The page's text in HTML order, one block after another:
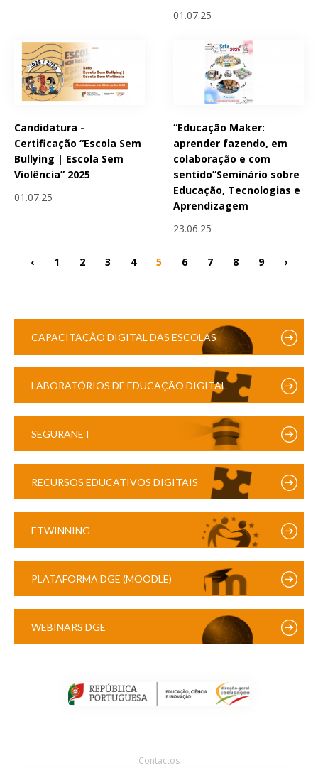
01.07.25
Candidatura -
Certificação “Escola Sem
Bullying | Escola Sem
Violência” 2025
01.07.25
“Educação Maker:
aprender fazendo, em
colaboração e com
sentido”Seminário sobre
Educação, Tecnologias e
Aprendizagem
23.06.25
‹ 1 2 3 4 5 6 7 8 9 ›
CAPACITAÇÃO DIGITAL DAS ESCOLAS
LABORATÓRIOS DE EDUCAÇÃO DIGITAL
SEGURANET
RECURSOS EDUCATIVOS DIGITAIS
ETWINNING
PLATAFORMA DGE (MOODLE)
WEBINARS DGE
Contactos